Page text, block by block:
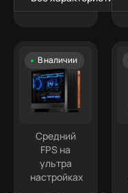
В наличии
Средний
FPS на
ультра
настройках